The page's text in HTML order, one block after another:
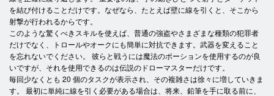
を結び付けることだけです。なぜなら、たとえば壁に線を引くと、そこから
射撃が行われるからです。
このような驚くべきスキルを使えば、普通の強盗やさまざまな種類の犯罪者
だけでなく、トロールやオークにも簡単に対抗できます。武器を変えること
を忘れないでください。 彼らと戦うには魔法のポーションを使用するのが良
いですが、それを使用できるのは伝説のドローマスターだけです。
毎回少なくとも 20 個のタスクが表示され、その複雑さは徐々に増していきま
す。 最初に単純に線を引く必要がある場合は、将来、鉛筆を手に取る前に、